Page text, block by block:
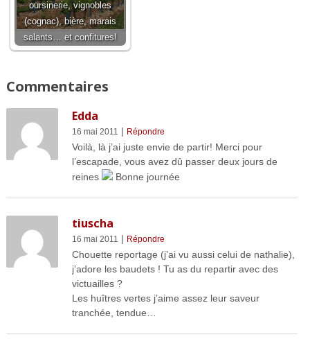
oursinerie, vignobles
(cognac), bière, marais
salants… et confitures!
Commentaires
Edda
16 mai 2011 | Répondre
Voilà, là j’ai juste envie de partir! Merci pour
l’escapade, vous avez dû passer deux jours de
reines
Bonne journée
tiuscha
16 mai 2011 | Répondre
Chouette reportage (j’ai vu aussi celui de nathalie),
j’adore les baudets ! Tu as du repartir avec des
victuailles ?
Les huîtres vertes j’aime assez leur saveur
tranchée, tendue…